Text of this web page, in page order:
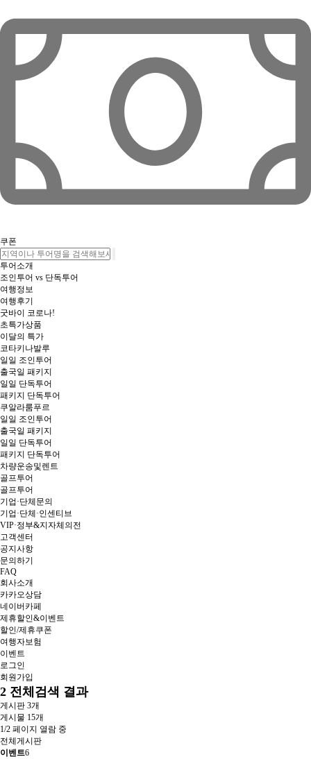
쿠폰
투어소개
조인투어 vs 단독투어
여행정보
여행후기
굿바이 코로나!
초특가상품
이달의 특가
코타키나발루
일일 조인투어
출국일 패키지
일일 단독투어
패키지 단독투어
쿠알라룸푸르
일일 조인투어
출국일 패키지
일일 단독투어
패키지 단독투어
차량운송및렌트
골프투어
골프투어
기업·단체문의
기업·단체·인센티브
VIP·정부&지자체의전
고객센터
공지사항
문의하기
FAQ
회사소개
카카오상담
네이버카페
제휴할인&이벤트
할인/제휴쿠폰
여행자보험
이벤트
로그인
회원가입
2 전체검색 결과
게시판 3개
게시물 15개
1/2 페이지 열람 중
전체게시판
이벤트6